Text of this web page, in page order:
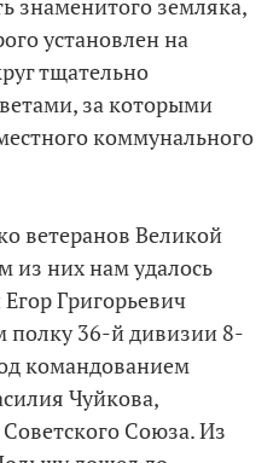
знаменитого земляка,
установлен на
тщательно
за которыми
коммунального
ветеранов Великой
из них нам удалось
Григорьевич
полку 36-й дивизии 8-
командованием
Чуйкова,
Союза. Из